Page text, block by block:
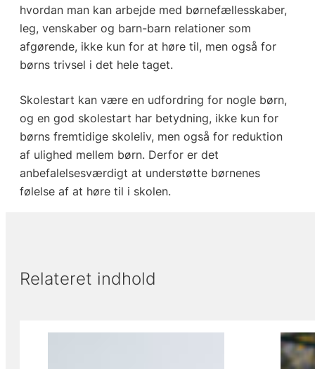
hvordan man kan arbejde med børnefællesskaber,
leg, venskaber og barn-barn relationer som
afgørende, ikke kun for at høre til, men også for
børns trivsel i det hele taget.
Skolestart kan være en udfordring for nogle børn,
og en god skolestart har betydning, ikke kun for
børns fremtidige skoleliv, men også for reduktion
af ulighed mellem børn. Derfor er det
anbefalelsesværdigt at understøtte børnenes
følelse af at høre til i skolen.
Relateret indhold